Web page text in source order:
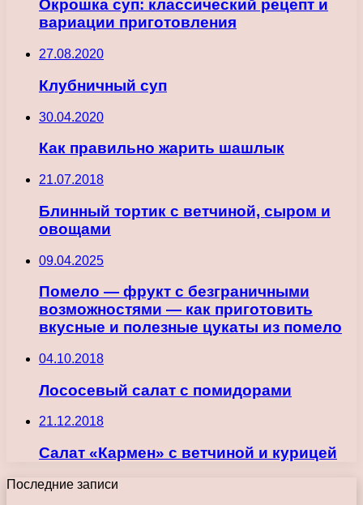
Окрошка суп: классический рецепт и
вариации приготовления
27.08.2020
Клубничный суп
30.04.2020
Как правильно жарить шашлык
21.07.2018
Блинный тортик с ветчиной, сыром и
овощами
09.04.2025
Помело — фрукт с безграничными
возможностями — как приготовить
вкусные и полезные цукаты из помело
04.10.2018
Лососевый салат с помидорами
21.12.2018
Салат «Кармен» с ветчиной и курицей
Последние записи